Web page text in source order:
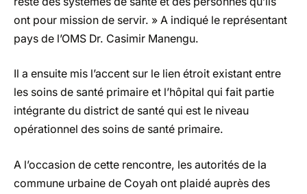
ont pour mission de servir. » A indiqué le représentant
pays de l’OMS Dr. Casimir Manengu.
Il a ensuite mis l’accent sur le lien étroit existant entre
les soins de santé primaire et l’hôpital qui fait partie
intégrante du district de santé qui est le niveau
opérationnel des soins de santé primaire.
A l’occasion de cette rencontre, les autorités de la
commune urbaine de Coyah ont plaidé auprès des